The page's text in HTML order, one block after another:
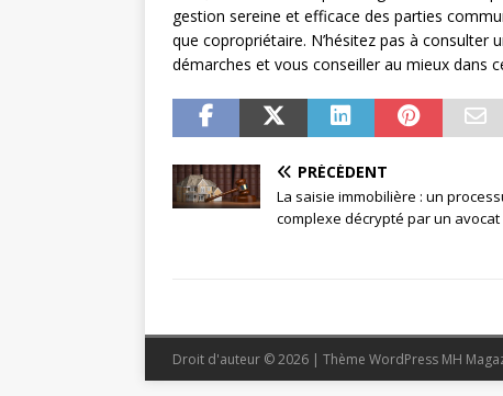
gestion sereine et efficace des parties
que copropriétaire. N’hésitez pas à consulter
démarches et vous conseiller au mieux dans
PRÉCÉDENT
La saisie immobilière : un
complexe décrypté par un avocat
Droit d'auteur © 2026 | Thème WordPress MH